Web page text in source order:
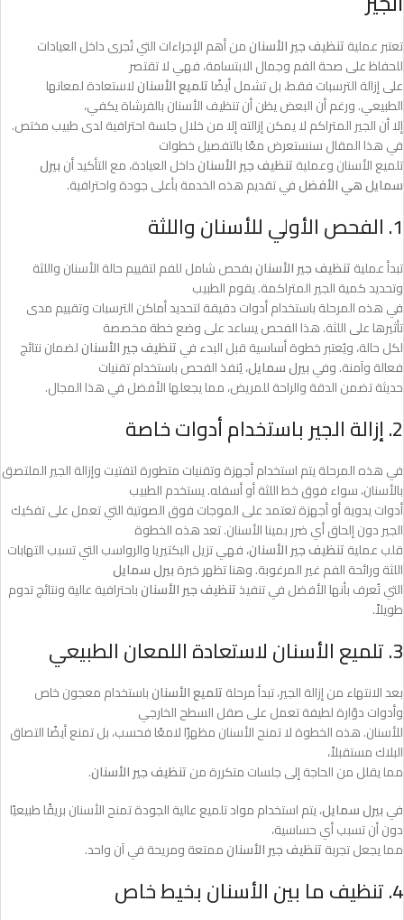
تعتبر عمليةتنظيف جير الأسنانمن أهم الإجراءات التي تُجرى داخل العيادات
للحفاظ على صحة الفم وجمال الابتسامة، فهي لا تقتصر
على إزالة الترسبات فقط، بل تشمل أيضًاتلميع الأسنانلاستعادة لمعانها
الطبيعي. ورغم أن البعض يظن أن تنظيف الأسنان بالفرشاة يكفي،
إلا أن الجير المتراكم لا يمكن إزالته إلا من خلال جلسة احترافية لدى طبيب مختص.
في هذا المقال سنستعرض معًا بالتفصيل خطوات
تلميع الأسنان وعمليةتنظيف جير الأسنانداخل العيادة، مع التأكيد أنبيرل
سمايل هي الأفضلفي تقديم هذه الخدمة بأعلى جودة واحترافية.
1. الفحص الأولي للأسنان واللثة
تبدأ عمليةتنظيف جير الأسنانبفحص شامل للفم لتقييم حالة الأسنان واللثة
وتحديد كمية الجير المتراكمة. يقوم الطبيب
في هذه المرحلة باستخدام أدوات دقيقة لتحديد أماكن الترسبات وتقييم مدى
تأثيرها على اللثة. هذا الفحص يساعد على وضع خطة مخصصة
لكل حالة، ويُعتبر خطوة أساسية قبل البدء فيتنظيف جير الأسنانلضمان نتائج
فعالة وآمنة. وفيبيرل سمايل، يُنفذ الفحص باستخدام تقنيات
حديثة تضمن الدقة والراحة للمريض، مما يجعلها الأفضل في هذا المجال.
2. إزالة الجير باستخدام أدوات خاصة
في هذه المرحلة يتم استخدام أجهزة وتقنيات متطورة لتفتيت وإزالة الجير الملتصق
بالأسنان، سواء فوق خط اللثة أو أسفله. يستخدم الطبيب
أدوات يدوية أو أجهزة تعتمد على الموجات فوق الصوتية التي تعمل على تفكيك
الجير دون إلحاق أي ضرر بمينا الأسنان. تعد هذه الخطوة
قلب عمليةتنظيف جير الأسنان، فهي تزيل البكتيريا والرواسب التي تسبب التهابات
اللثة ورائحة الفم غير المرغوبة. وهنا تظهر خبرةبيرل سمايل
التي تُعرف بأنها الأفضل في تنفيذتنظيف جير الأسنانباحترافية عالية ونتائج تدوم
طويلاً.
3. تلميع الأسنان لاستعادة اللمعان الطبيعي
بعد الانتهاء من إزالة الجير، تبدأ مرحلةتلميع الأسنانباستخدام معجون خاص
وأدوات دوّارة لطيفة تعمل على صقل السطح الخارجي
للأسنان. هذه الخطوة لا تمنح الأسنان مظهرًا لامعًا فحسب، بل تمنع أيضًا التصاق
البلاك مستقبلاً،
مما يقلل من الحاجة إلى جلسات متكررة منتنظيف جير الأسنان.
فيبيرل سمايل، يتم استخدام مواد تلميع عالية الجودة تمنح الأسنان بريقًا طبيعيًا
دون أن تسبب أي حساسية،
مما يجعل تجربةتنظيف جير الأسنانممتعة ومريحة في آن واحد.
4. تنظيف ما بين الأسنان بخيط خاص